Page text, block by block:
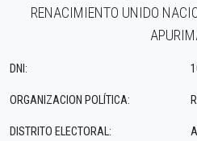
RENACIMIENTO UNIDO
DNI:
ORGANIZACION POLÍTICA:
DISTRITO ELECTORAL: